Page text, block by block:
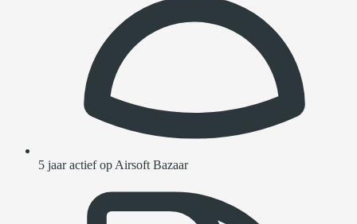
5 jaar actief op Airsoft Bazaar